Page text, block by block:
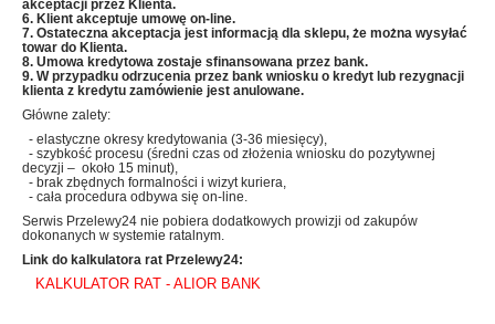
akceptacji przez Klienta.
6. Klient akceptuje umowę on-line.
7. Ostateczna akceptacja jest informacją dla sklepu, że można wysyłać
towar do Klienta.
8. Umowa kredytowa zostaje sfinansowana przez bank.
9. W przypadku odrzucenia przez bank wniosku o kredyt lub rezygnacji
klienta z kredytu zamówienie jest anulowane.
Główne zalety:
- elastyczne okresy kredytowania (3-36 miesięcy),
- szybkość procesu (średni czas od złożenia wniosku do pozytywnej
decyzji – około 15 minut),
- brak zbędnych formalności i wizyt kuriera,
- cała procedura odbywa się on-line.
Serwis Przelewy24 nie pobiera dodatkowych prowizji od zakupów
dokonanych w systemie ratalnym.
Link do kalkulatora rat Przelewy24:
KALKULATOR RAT - ALIOR BANK